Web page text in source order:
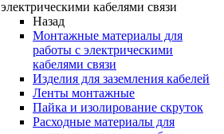
электрическими кабелями связи
Назад
Монтажные материалы для
работы с электрическими
кабелями связи
Изделия для заземления кабелей
Ленты монтажные
Пайка и изолирование скруток
Расходные материалы для